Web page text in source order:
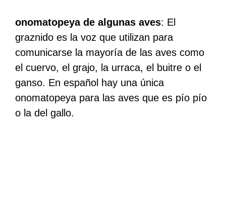
onomatopeya de algunas aves: El
graznido es la voz que utilizan para
comunicarse la mayoría de las aves como
el cuervo, el grajo, la urraca, el buitre o el
ganso. En español hay una única
onomatopeya para las aves que es pío pío
o la del gallo.